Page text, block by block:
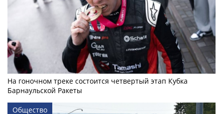
На гоночном треке состоится четвертый этап Кубка
Барнаульской Ракеты
Общество